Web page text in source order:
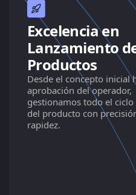
Excelencia en
Lanzamiento
Productos
Desde el concepto inicial
aprobación del operador,
gestionamos todo el ciclo
del producto con
rapidez.